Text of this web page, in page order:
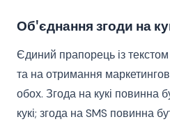
Об'єднання згоди на
Єдиний прапорець із
та на отримання
обох. Згода на кукі повинна
кукі; згода на SMS повинна